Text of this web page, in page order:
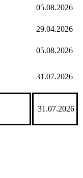
31.07.2026